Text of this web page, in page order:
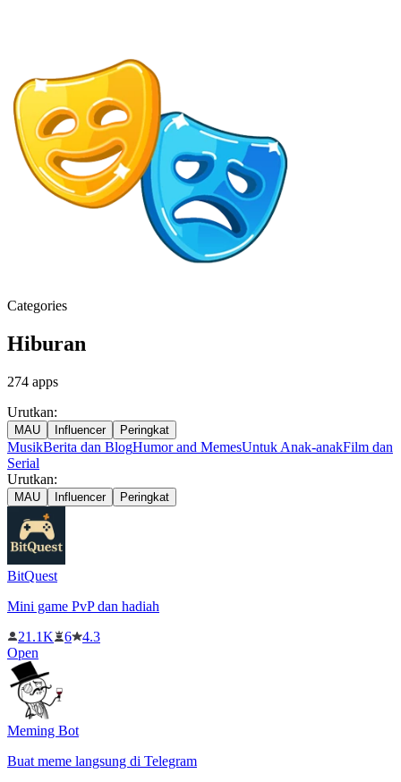
Categories
Hiburan
274 apps
Urutkan:
MAU Influencer Peringkat
MusikBerita dan BlogHumor and MemesUntuk Anak-anakFilm dan
Serial
Urutkan:
MAU Influencer Peringkat
BitQuest
Mini game PvP dan hadiah
21.1K
6
4.3
Open
Meming Bot
Buat meme langsung di Telegram